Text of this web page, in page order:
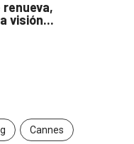
renueva,
visión...
Cannes